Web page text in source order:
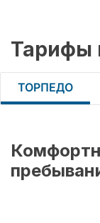
Тарифы
ТОРПЕДО